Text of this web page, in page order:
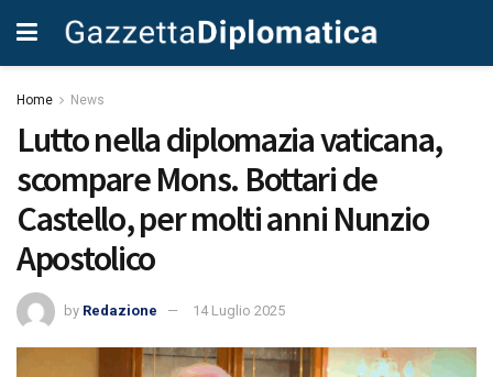
Home News
Lutto nella diplomazia vaticana,
scompare Mons. Bottari de
Castello, per molti anni Nunzio
Apostolico
by Redazione 14 Luglio 2025